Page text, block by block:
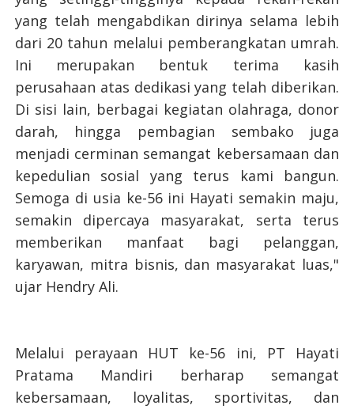
yang telah mengabdikan dirinya selama lebih
dari 20 tahun melalui pemberangkatan umrah.
Ini merupakan bentuk terima kasih
perusahaan atas dedikasi yang telah diberikan.
Di sisi lain, berbagai kegiatan olahraga, donor
darah, hingga pembagian sembako juga
menjadi cerminan semangat kebersamaan dan
kepedulian sosial yang terus kami bangun.
Semoga di usia ke-56 ini Hayati semakin maju,
semakin dipercaya masyarakat, serta terus
memberikan manfaat bagi pelanggan,
karyawan, mitra bisnis, dan masyarakat luas,"
ujar Hendry Ali.
Melalui perayaan HUT ke-56 ini, PT Hayati
Pratama Mandiri berharap semangat
kebersamaan, loyalitas, sportivitas, dan